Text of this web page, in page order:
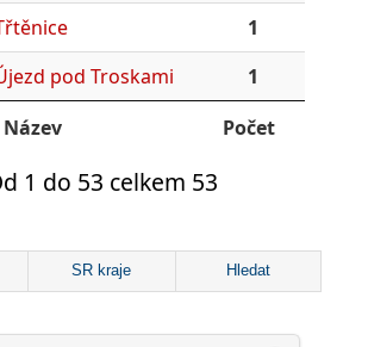
1
pod Troskami
1
Název Počet
1 do 53 celkem 53
SR kraje Hledat